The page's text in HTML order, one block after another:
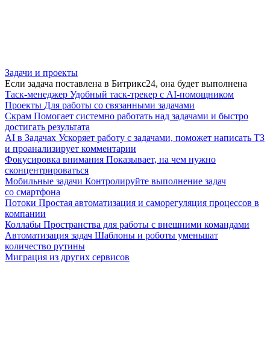
Задачи и проекты
Если задача поставлена в Битрикс24, она будет выполнена
Таск-менеджер Удобный таск-трекер с AI-помощником
Проекты Для работы со связанными задачами
Скрам Помогает системно работать над задачами и быстро
достигать результата
AI в Задачах Ускоряет работу с задачами, поможет написать ТЗ
и проанализирует комментарии
Фокусировка внимания Показывает, на чем нужно
сконцентрироваться
Мобильные задачи Контролируйте выполнение задач
со смартфона
Потоки Простая автоматизация и саморегуляция процессов в
компании
Коллабы Пространства для работы с внешними командами
Автоматизация задач Шаблоны и роботы уменьшат
количество рутины
Миграция из других сервисов